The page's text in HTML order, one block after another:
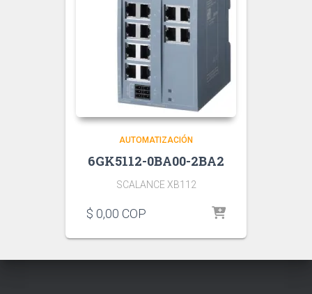
AUTOMATIZACIÓN
6GK5112-0BA00-2BA2
SCALANCE XB112
$ 0,00 COP